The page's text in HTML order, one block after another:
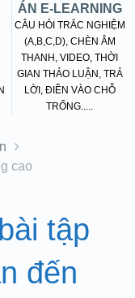
ÁN E-LEARNING
CÂU HỎI TRẮC NGHIỆM
(A,B,C,D), CHÈN ÂM
THANH, VIDEO, THỜI
GIAN THẢO LUẬN, TRẢ
LỜI, ĐIỀN VÀO CHỖ
TRỐNG.....
cao
tập
đến